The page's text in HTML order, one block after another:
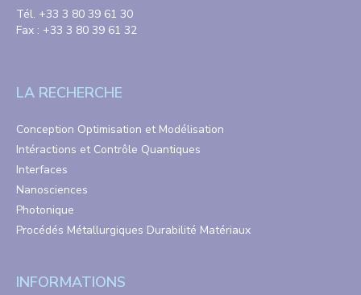
Tél. +33 3 80 39 61 30
Fax : +33 3 80 39 61 32
LA RECHERCHE
Conception Optimisation et Modélisation
Intéractions et Contrôle Quantiques
Interfaces
Nanosciences
Photonique
Procédés Métallurgiques Durabilité Matériaux
INFORMATIONS